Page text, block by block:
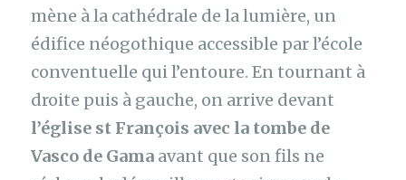
mène à la cathédrale de la lumière, un
édifice néogothique accessible par l’école
conventuelle qui l’entoure. En tournant à
droite puis à gauche, on arrive devant
l’église st François avec la tombe de
Vasco de Gama avant que son fils ne